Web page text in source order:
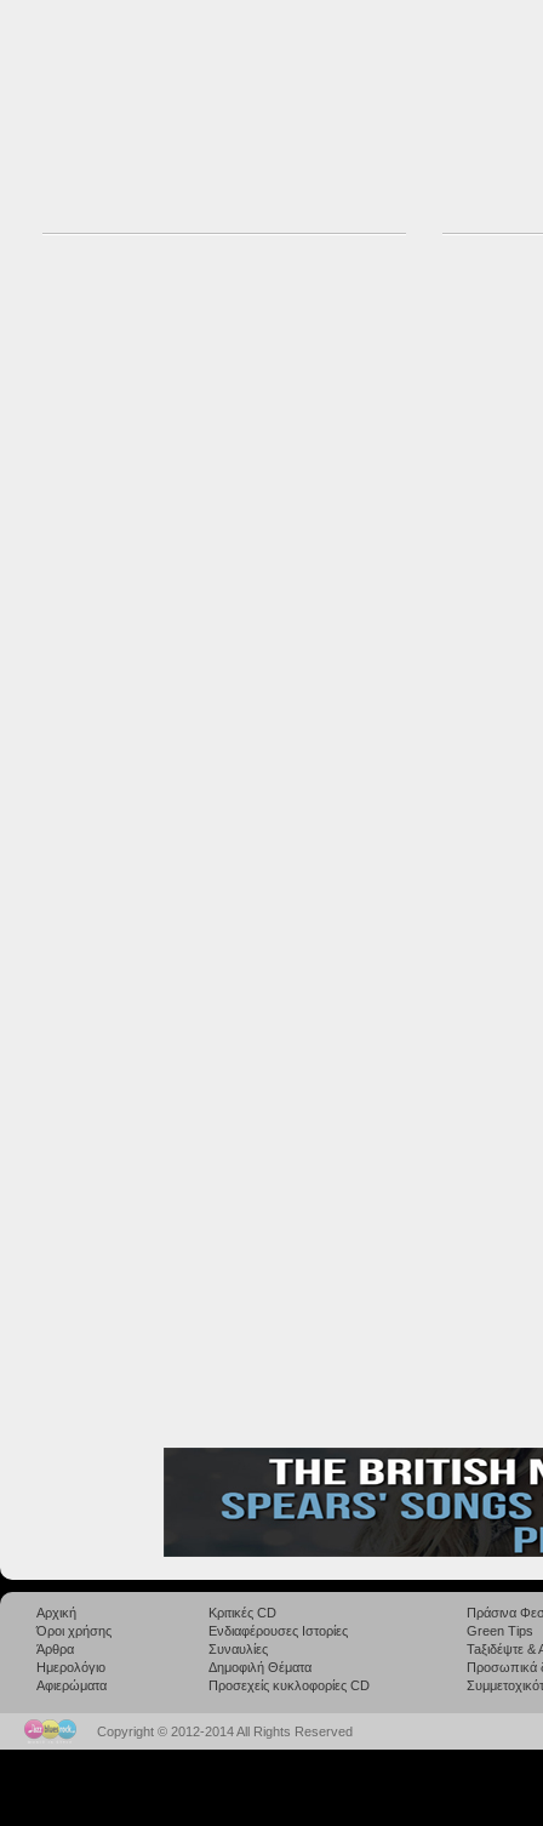
Αρχική
Όροι χρήσης
Άρθρα
Ημερολόγιο
Αφιερώματα
Κριτικές CD
Ενδιαφέρουσες Ιστορίες
Συναυλίες
Δημοφιλή Θέματα
Προσεχείς κυκλοφορίες CD
Πράσινα
Green Tips
Taξιδέψτε
Προσωπικά
Copyright © 2012-2014 All Rights Reserved